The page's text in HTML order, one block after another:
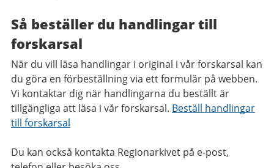
Så beställer du handlingar till
forskarsal​
När du vill läsa handlingar i original i vår forskarsal kan
du göra en förbeställning via ett formulär på webben.
Vi kontaktar dig när handlingarna du beställt är
tillgängliga att läsa i vår forskarsal. Beställ handlingar
till forskarsal
Du kan också kontakta Regionarkivet på e-post,